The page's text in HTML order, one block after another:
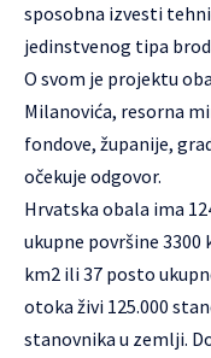
sposobna izvesti
jedinstvenog tipa
O svom je projektu
Milanovića, resorna
fondove, županije,
očekuje odgovor.
Hrvatska obala ima
ukupne površine
km2 ili 37 posto
otoka živi 125.000
stanovnika u zemlji.